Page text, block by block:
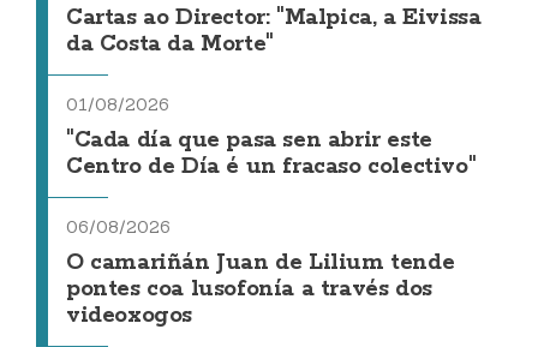
Cartas ao Director: "Malpica, a Eivissa
da Costa da Morte"
01/08/2026
"Cada día que pasa sen abrir este
Centro de Día é un fracaso colectivo"
06/08/2026
O camariñán Juan de Lilium tende
pontes coa lusofonía a través dos
videoxogos